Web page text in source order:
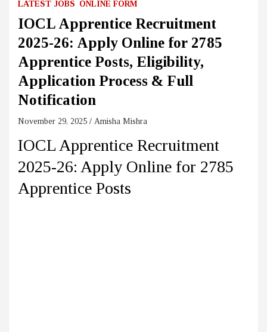
LATEST JOBS ONLINE FORM
IOCL Apprentice Recruitment
2025-26: Apply Online for 2785
Apprentice Posts, Eligibility,
Application Process & Full
Notification
November 29, 2025 Amisha Mishra
IOCL Apprentice Recruitment
2025-26: Apply Online for 2785
Apprentice Posts